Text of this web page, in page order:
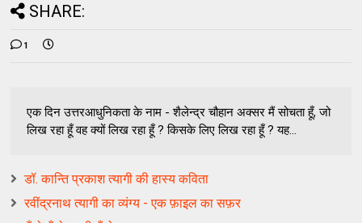
SHARE:
1
एक दिन उत्तरआधुनिकता के नाम - शैलेन्द्र चौहान अक्सर मैं सोचता हूँ, जो
लिख रहा हूँ वह क्यों लिख रहा हूँ ? किसके लिए लिख रहा हूँ ? यह...
डॉ. कान्ति प्रकाश त्यागी की हास्य कविता
रवींद्रनाथ त्यागी का व्यंग्य - एक फ़ाइल का सफ़र